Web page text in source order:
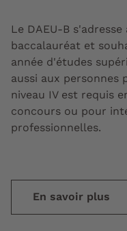
Le DAEU-B
baccalauréat et
année d'études
aussi aux personnes
niveau IV est requis
concours ou pour
professionnelles.
En savoir plus